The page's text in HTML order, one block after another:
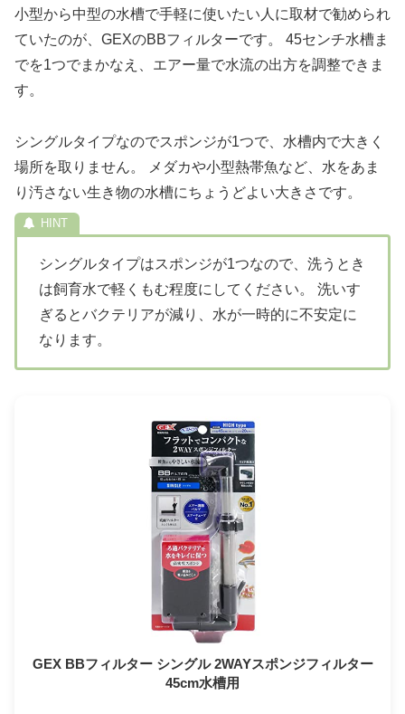
小型から中型の水槽で手軽に使いたい人に取材で勧められ
ていたのが、GEXのBBフィルターです。 45センチ水槽ま
でを1つでまかなえ、エアー量で水流の出方を調整できま
す。
シングルタイプなのでスポンジが1つで、水槽内で大きく
場所を取りません。 メダカや小型熱帯魚など、水をあま
り汚さない生き物の水槽にちょうどよい大きさです。
シングルタイプはスポンジが1つなので、洗うとき
は飼育水で軽くもむ程度にしてください。 洗いす
ぎるとバクテリアが減り、水が一時的に不安定に
なります。
GEX BBフィルター シングル 2WAYスポンジフィルター
45cm水槽用